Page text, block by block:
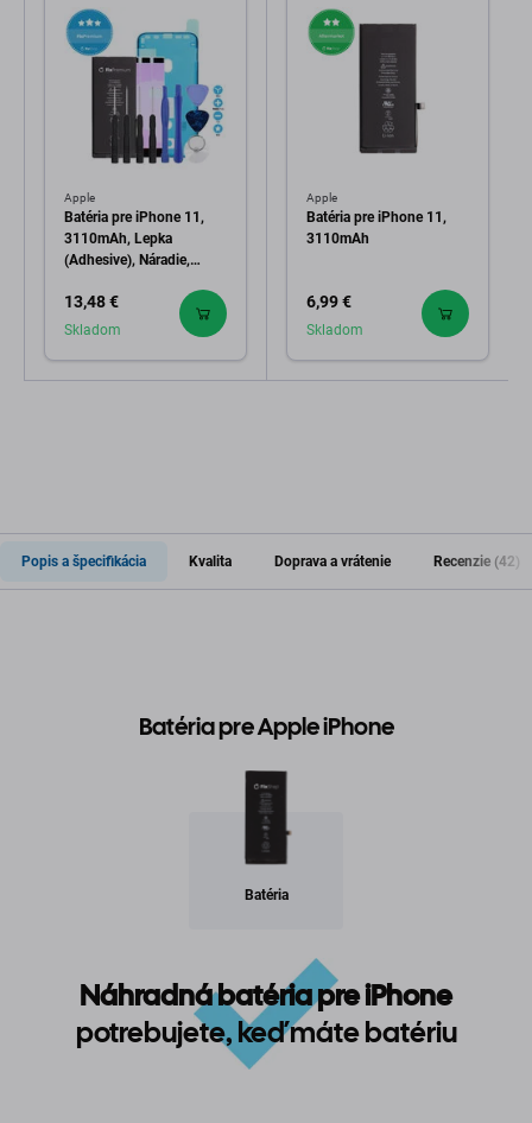
Apple
Batéria pre iPhone 11,
3110mAh, Lepka
(Adhesive), Náradie,
13,48 €
Skladom
Apple
Batéria pre iPhone 11,
3110mAh
6,99 €
Skladom
Popis a špecifikácia Kvalita Doprava a vrátenie Recenzie (42)
Batéria pre Apple iPhone
Batéria
Náhradná batéria pre iPhone
potrebujete, keď máte batériu